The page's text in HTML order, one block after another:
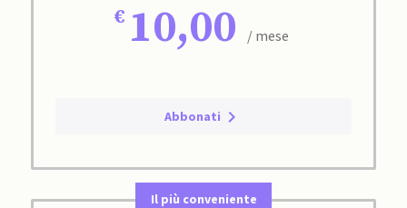
10,00 / mese
Abbonati
Il più conveniente